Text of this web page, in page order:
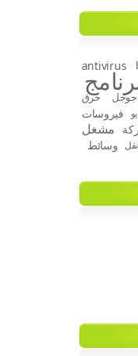
antivirus
جوجل حرق
فيروسات
مشغل
نقل وسائط